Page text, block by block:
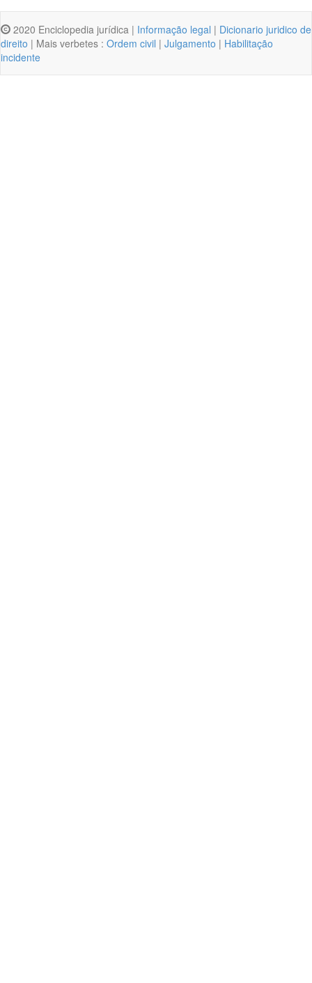
2020 Enciclopedia jurídica | Informação legal | Dicionario juridico de
direito | Mais verbetes : Ordem civil | Julgamento | Habilitação
incidente